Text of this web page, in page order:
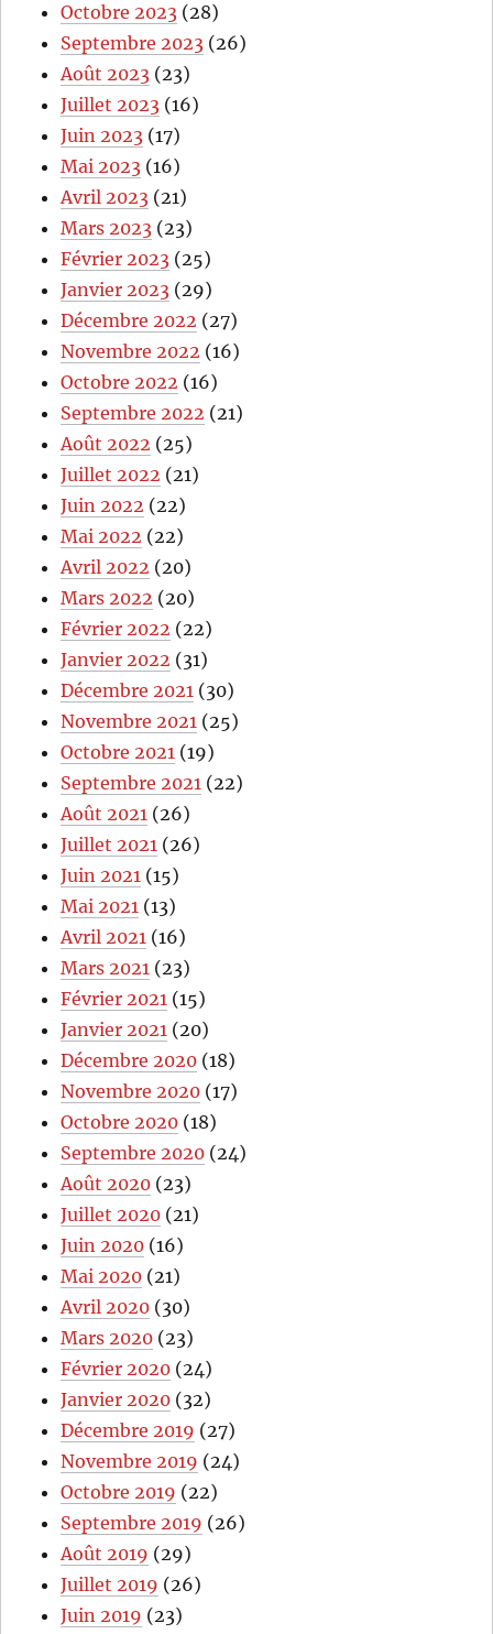
Octobre 2023 (28)
Septembre 2023 (26)
Août 2023 (23)
Juillet 2023 (16)
Juin 2023 (17)
Mai 2023 (16)
Avril 2023 (21)
Mars 2023 (23)
Février 2023 (25)
Janvier 2023 (29)
Décembre 2022 (27)
Novembre 2022 (16)
Octobre 2022 (16)
Septembre 2022 (21)
Août 2022 (25)
Juillet 2022 (21)
Juin 2022 (22)
Mai 2022 (22)
Avril 2022 (20)
Mars 2022 (20)
Février 2022 (22)
Janvier 2022 (31)
Décembre 2021 (30)
Novembre 2021 (25)
Octobre 2021 (19)
Septembre 2021 (22)
Août 2021 (26)
Juillet 2021 (26)
Juin 2021 (15)
Mai 2021 (13)
Avril 2021 (16)
Mars 2021 (23)
Février 2021 (15)
Janvier 2021 (20)
Décembre 2020 (18)
Novembre 2020 (17)
Octobre 2020 (18)
Septembre 2020 (24)
Août 2020 (23)
Juillet 2020 (21)
Juin 2020 (16)
Mai 2020 (21)
Avril 2020 (30)
Mars 2020 (23)
Février 2020 (24)
Janvier 2020 (32)
Décembre 2019 (27)
Novembre 2019 (24)
Octobre 2019 (22)
Septembre 2019 (26)
Août 2019 (29)
Juillet 2019 (26)
Juin 2019 (23)